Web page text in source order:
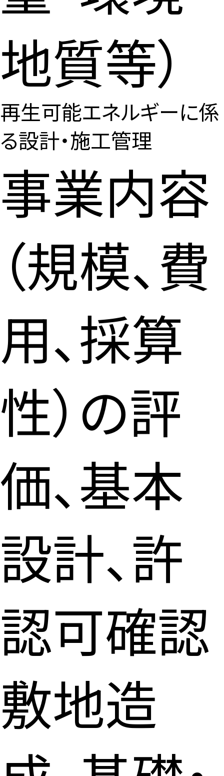
地質等）
再生可能エネルギーに係
る設計・施工管理
事業内容
（規模、費
用、採算
性）の評
価、基本
設計、許
認可確認
敷地造